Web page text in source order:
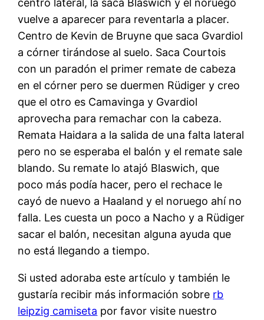
centro lateral, la saca Blaswich y el noruego
vuelve a aparecer para reventarla a placer.
Centro de Kevin de Bruyne que saca Gvardiol
a córner tirándose al suelo. Saca Courtois
con un paradón el primer remate de cabeza
en el córner pero se duermen Rüdiger y creo
que el otro es Camavinga y Gvardiol
aprovecha para remachar con la cabeza.
Remata Haidara a la salida de una falta lateral
pero no se esperaba el balón y el remate sale
blando. Su remate lo atajó Blaswich, que
poco más podía hacer, pero el rechace le
cayó de nuevo a Haaland y el noruego ahí no
falla. Les cuesta un poco a Nacho y a Rüdiger
sacar el balón, necesitan alguna ayuda que
no está llegando a tiempo.
Si usted adoraba este artículo y también le
gustaría recibir más información sobre rb
leipzig camiseta por favor visite nuestro